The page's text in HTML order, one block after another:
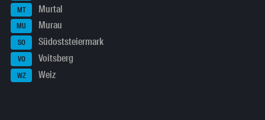
MT Murtal
MU Murau
SO Südoststeiermark
VO Voitsberg
WZ Weiz